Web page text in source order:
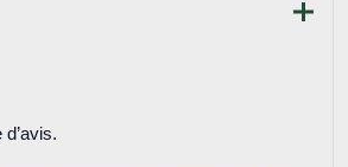
d’avis.